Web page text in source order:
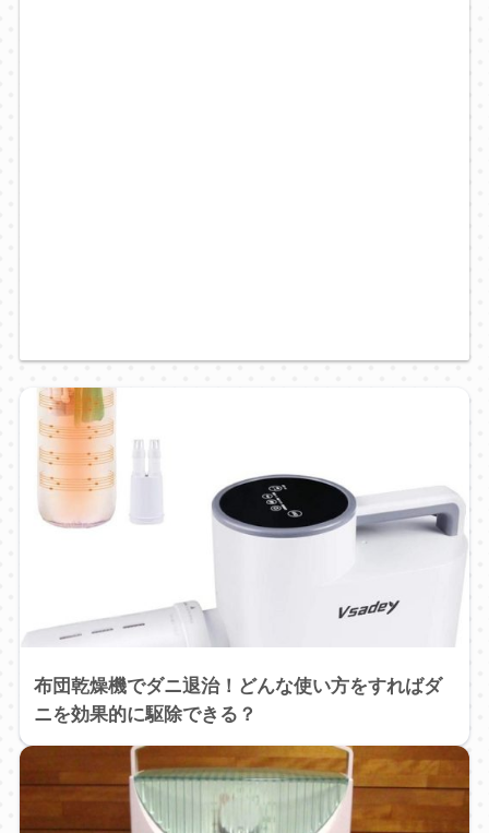
布団乾燥機でダニ退治！どんな使い方をすればダ
ニを効果的に駆除できる？